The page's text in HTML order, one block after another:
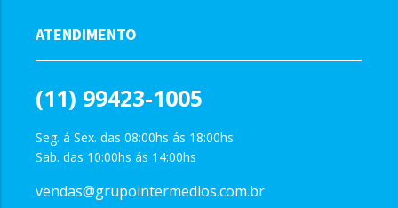
ATENDIMENTO
(11) 99423-1005
Seg. á Sex. das 08:00hs ás 18:00hs
Sab. das 10:00hs ás 14:00hs
vendas@grupointermedios.com.br